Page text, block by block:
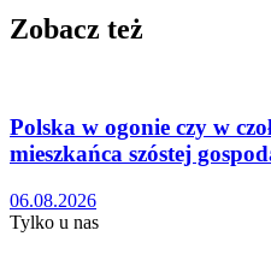
Zobacz też
Polska w ogonie czy w
mieszkańca szóstej
06.08.2026
Tylko u nas